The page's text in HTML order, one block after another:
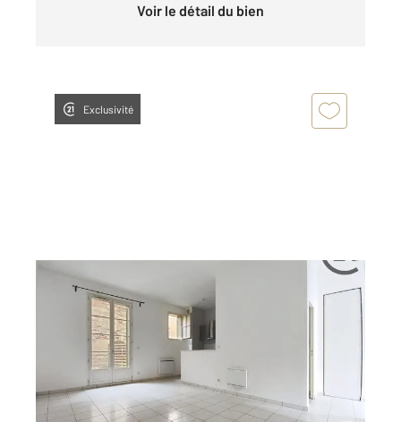
Voir le détail du bien
Exclusivité
TROYES 10
, 1 pièce
Ref : 69487
Appartement T1 à louer
485 €
par mois charges comprises